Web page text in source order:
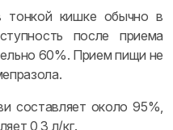
тонкой кишке обычно в
после приема
60%. Прием пищи не
составляет около 95%,
0,3 л/кг.